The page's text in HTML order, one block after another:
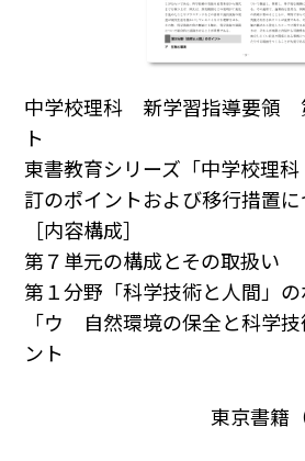
中学校理科 新学習指導要領
ト
東書教育シリーズ「中学校理
訂のポイントおよび移行措置に
［内容構成］
第７単元の構成とその取扱い
第１分野「科学技術と人間」の
「ウ 自然環境の保全と科学
ント
東京書籍